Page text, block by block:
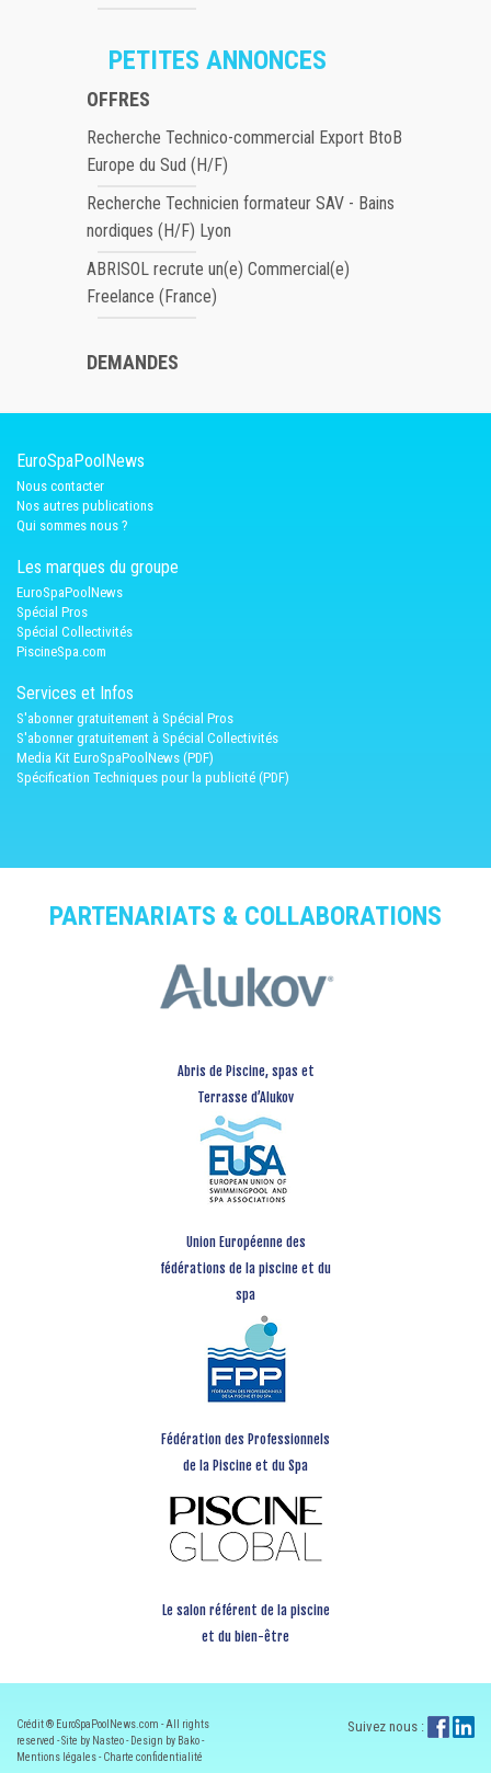
PETITES ANNONCES
OFFRES
Recherche Technico-commercial Export BtoB
Europe du Sud (H/F)
Recherche Technicien formateur SAV - Bains
nordiques (H/F) Lyon
ABRISOL recrute un(e) Commercial(e)
Freelance (France)
DEMANDES
EuroSpaPoolNews
Nous contacter
Nos autres publications
Qui sommes nous ?
Les marques du groupe
EuroSpaPoolNews
Spécial Pros
Spécial Collectivités
PiscineSpa.com
Services et Infos
S'abonner gratuitement à Spécial Pros
S'abonner gratuitement à Spécial Collectivités
Media Kit EuroSpaPoolNews (PDF)
Spécification Techniques pour la publicité (PDF)
PARTENARIATS & COLLABORATIONS
Abris de Piscine, spas et
Terrasse d’Alukov
Union Européenne des
fédérations de la piscine et du
spa
Fédération des Professionnels
de la Piscine et du Spa
Le salon référent de la piscine
et du bien-être
Crédit ® EuroSpaPoolNews.com - All rights
reserved - Site by Nasteo - Design by Bako -
Mentions légales-Charte confidentialité
Suivez nous :